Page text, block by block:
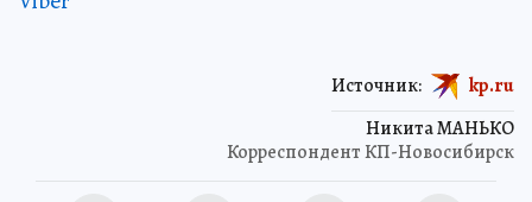
Никита МАНЬКО
Корреспондент КП-Новосибирск
Источник: kp.ru